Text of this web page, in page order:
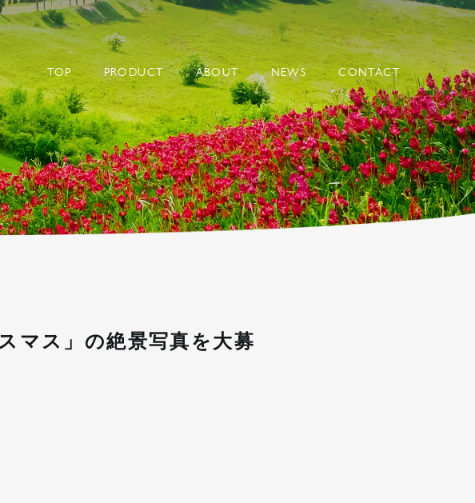
ンド-｜TABIPPO
TOP PRODUCT ABOUT NEWS CONTACT
マス」の絶景写真を大募